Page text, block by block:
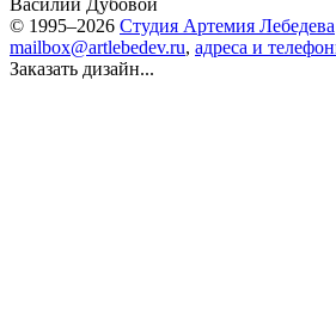
Василий Дубовой
© 1995–2026 Студия Артемия Лебедева
mailbox@artlebedev.ru, адреса и
Заказать дизайн...